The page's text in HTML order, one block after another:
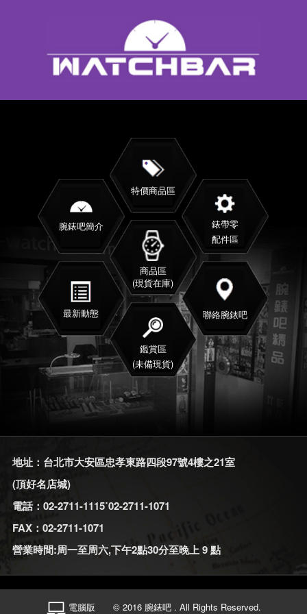
商品區
(現貨在庫)
特價商品區
錶帶零
配件區
聯絡腕錶吧
鑑賞區
(未備現貨)
最新動態
腕錶吧簡介
地址：台北市大安區忠孝東路四段97號4樓之21室
(頂好名店城)
電話：02-2711-1115˙02-2711-1071
FAX：02-2711-1071
營業時間:周一至周六,下午2點30分至晚上 9 點
電腦版 © 2016 腕錶吧 . All Rights Reserved.